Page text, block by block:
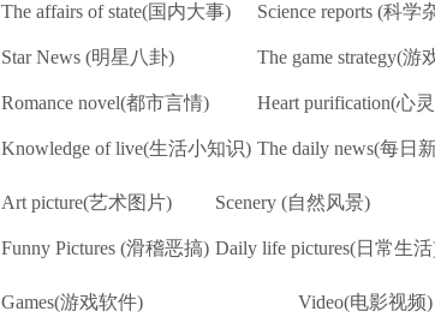
The affairs of state(国内大事) Science reports (科学
Star News (明星八卦) The game strategy(游
Romance novel(都市言情) Heart purification(心
Knowledge of live(生活小知识) The daily news(每日
Art picture(艺术图片) Scenery (自然风景)
Funny Pictures (滑稽恶搞) Daily life pictures(日常生
Games(游戏软件) Video(电影视频)